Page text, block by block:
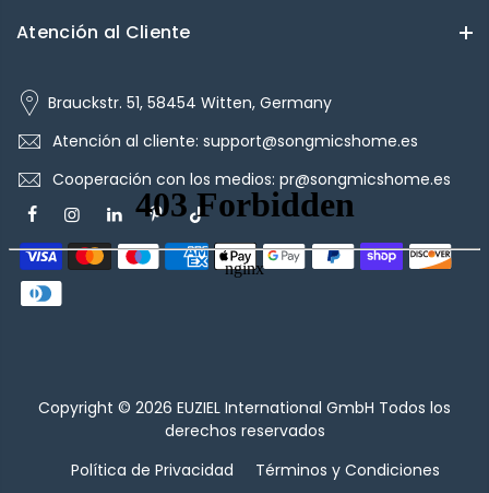
Atención al Cliente
Brauckstr. 51, 58454 Witten, Germany
Atención al cliente: support@songmicshome.es
Cooperación con los medios: pr@songmicshome.es
Copyright © 2026 EUZIEL International GmbH Todos los
derechos reservados
Política de Privacidad
Términos y Condiciones